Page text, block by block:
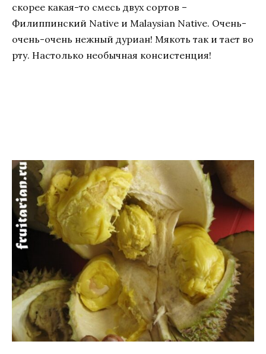
скорее какая-то смесь двух сортов –
Филиппинский Native и Malaysian Native. Очень-
очень-очень нежный дуриан! Мякоть так и тает во
рту. Настолько необычная консистенция!